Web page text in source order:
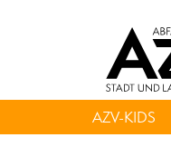
AZV-KIDS